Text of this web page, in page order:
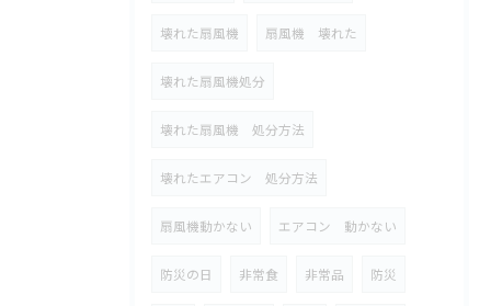
壊れた扇風機 扇風機 壊れた
壊れた扇風機処分
壊れた扇風機 処分方法
壊れたエアコン 処分方法
扇風機動かない エアコン 動かない
防災の日 非常食 非常品 防災